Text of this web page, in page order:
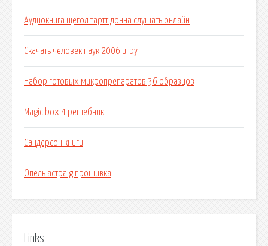
Аудиокнига щегол тартт донна слушать онлайн
Скачать человек паук 2006 игру
Набор готовых микропрепаратов 36 образцов
Magic box 4 решебник
Сандерсон книги
Опель астра g прошивка
Links